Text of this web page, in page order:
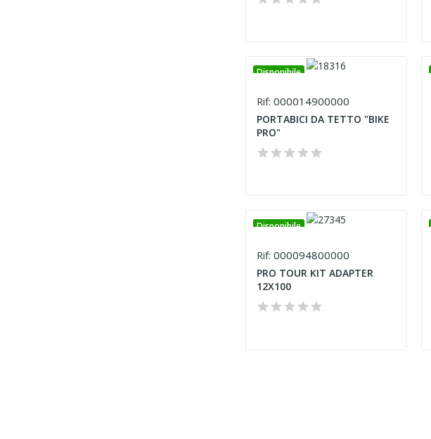
Disponibile
Rif: 000014900000
PORTABICI DA TETTO "BIKE
PRO"
Disponibile
Rif: 000094800000
PRO TOUR KIT ADAPTER
12X100